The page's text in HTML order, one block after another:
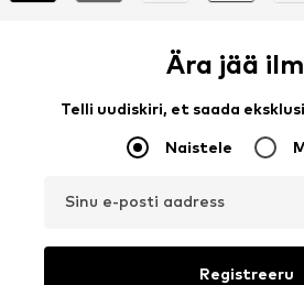
Ära jää
Telli uudiskiri, et saada
Naistele
Sinu e-posti aadress
Registreeru